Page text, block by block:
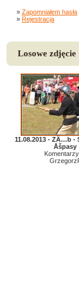
» Zapomniałem hasła
» Rejestracja
Losowe zdjęcie
11.08.2013 - ZÄ…b -
Åšpasy